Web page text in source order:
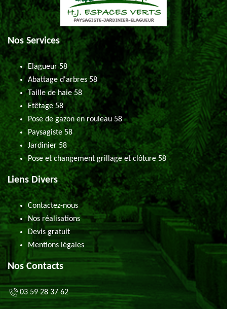
Nos Services
Elagueur 58
Abattage d'arbres 58
Taille de haie 58
Etêtage 58
Pose de gazon en rouleau 58
Paysagiste 58
Jardinier 58
Pose et changement grillage et clôture 58
Liens Divers
Contactez-nous
Nos réalisations
Devis gratuit
Mentions légales
Nos Contacts
03 59 28 37 62